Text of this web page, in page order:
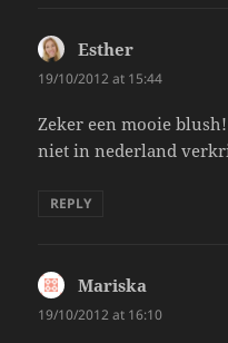
Esther
19/10/2012 at 15:44
Zeker een mooie
niet in nederland
REPLY
Mariska
19/10/2012 at 16:10